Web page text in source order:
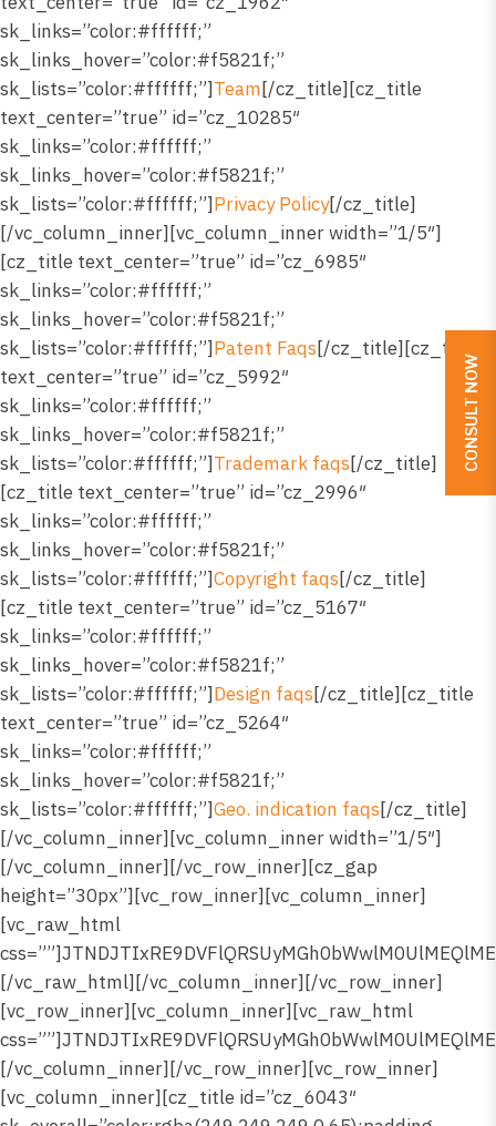
sk_links=”color:#ffffff;”
sk_links_hover=”color:#f5821f;”
sk_lists=”color:#ffffff;”]Team[/cz_title][cz_title
text_center=”true” id=”cz_10285″
sk_links=”color:#ffffff;”
sk_links_hover=”color:#f5821f;”
sk_lists=”color:#ffffff;”]Privacy Policy[/cz_title]
[/vc_column_inner][vc_column_inner width=”1/5″]
[cz_title text_center=”true” id=”cz_6985″
sk_links=”color:#ffffff;”
sk_links_hover=”color:#f5821f;”
sk_lists=”color:#ffffff;”]Patent Faqs[/cz_title][cz_title
text_center=”true” id=”cz_5992″
sk_links=”color:#ffffff;”
sk_links_hover=”color:#f5821f;”
sk_lists=”color:#ffffff;”]Trademark faqs[/cz_title]
[cz_title text_center=”true” id=”cz_2996″
sk_links=”color:#ffffff;”
sk_links_hover=”color:#f5821f;”
sk_lists=”color:#ffffff;”]Copyright faqs[/cz_title]
[cz_title text_center=”true” id=”cz_5167″
sk_links=”color:#ffffff;”
sk_links_hover=”color:#f5821f;”
sk_lists=”color:#ffffff;”]Design faqs[/cz_title][cz_title
text_center=”true” id=”cz_5264″
sk_links=”color:#ffffff;”
sk_links_hover=”color:#f5821f;”
sk_lists=”color:#ffffff;”]Geo. indication faqs[/cz_title][/vc_column_inner][vc_column_inner width=”1/5″][/vc_column_inner][/vc_row_inner][cz_gap height=”30px”][vc_row_inner][vc_column_inner][vc_raw_html css=””]JTNDJTIxRE9DVFlQRSUyMGh0bWwlM0UlMEQlMEElM0NodG1sJTIwbGFuZyUzRCUyMmVuJTIyJTNFJTBEJTBBJTNDaGVhZCUzRSUwRCUwQSUzQ21ldGElMjBjaGFyc2V0JTNEJTIyVVRGLTglMjIlM0UlMEQlMEElM0NtZXRhJTIwbmFtZSUzRCUyMnZpZXdwb3J0JTIyJTIwY29udGVudCUzRCUyMndpZHRoJTNEZGV2aWNlLXdpZHRoJTJDJTIwaW5pdGlhbC1zY2FsZSUzRDEuMCUyMiUzRSUwRCUwQSUzQ3RpdGxlJTNFUGFya2VyJTIwYW5kJTIwUGFya2VyJTIwTGlua3MlM0MlMkZ0aXRsZSUzRSUwRCUwQSUwRCUwQSUzQ3N0eWxlJTNFJTBEJTBBJTBEJTBBJTJGJTJBJTIwJTNEJTNEJTNEJTNEJTNEJTNEJTNEJTNEJTNEJTNEJTNEJTNEJTNEJTNEJTNEJTNEJTNEJTNEJTNEJTNEJTNEJTNEJTNEJTNEJTNEJTNEJTNEJTNEJTNEJTNEJTNEJTNEJTNEJTNEJTNEJTNEJTNEJTIwJTJBJTJGJTBEJTBBJTJGJTJBJTIwUGFya2VyJTIwJTI2JTIwUGFya2VyJTIwQ3VzdG9tJTIwRm9vdGVyJTIwTGlua3MlMjAlMjAlMjAlMkElMkYlMEQlMEElMkYlMkElMjAlM0QlM0QlM0QlM0QlM0QlM0QlM0QlM0QlM0QlM0QlM0QlM0QlM0QlM0QlM0QlM0QlM0QlM0QlM0QlM0QlM0QlM0QlM0QlM0QlM0QlM0QlM0QlM0QlM0QlM0QlM0QlM0QlM0QlM0QlM0QlM0QlM0QlMjAlMkElMkYlMEQlMEElMEQlMEEucGFya2VyLWFuZC1wYXJrZXItY3VzdG9tLWZvb3Rlci1saW5rcy1zZWN0aW9uJTIwJTdCJTBEJTBBJTIwJTIwd2lkdGglM0ElMjAxMDAlMjUlM0IlMEQlMEElMjAlMjBib3JkZXItdG9wJTNBJTIwMXB4JTIwc29saWQlMjByZ2JhJTI4MjU1JTJDMjU1JTJDMjU1JTJDMC4yJTI5JTNCJTBEJTBBJTIwJTIwYm9yZGVyLWJvdHRvbSUzQSUyMDFweCUyMHNvbGlkJTIwcmdiYSUyODI1NSUyQzI1NSUyQzI1NSUyQzAuMiUyOSUzQiUwRCUwQSUyMCUyMHBhZGRpbmclM0ElMjAxOHB4JTIwMCUzQiUwRCUwQSU3RCUwRCUwQSUwRCUwQS5wYXJrZXItYW5kLXBhcmtlci1jdXN0b20tZm9vdGVyLWxpbmtzLWNvbnRhaW5lciUyMCU3QiUwRCUwQSUyMCUyMHdpZHRoJTNBJTIwOTUlMjUlM0IlMEQlMEElMjAlMjBtYXgtd2lkdGglM0ElMjAxNDAwcHglM0IlMEQlMEElMjAlMjBtYXJnaW4lM0ElMjAwJTIwYXV0byUzQiUwRCUwQSU3RCUwRCUwQSUwRCUwQS5wYXJrZXItYW5kLXBhcmtlci1jdXN0b20tZm9vdGVyLWxpbmtzLXdyYXBwZXIlMjAlN0IlMEQlMEElMjAlMjBkaXNwbGF5JTNBJTIwZmxleCUzQiUwRCUwQSUyMCUyMGp1c3RpZnktY29udGVudCUzQSUyMGNlbnRlciUzQiUwRCUwQSUyMCUyMGFsaWduLWl0ZW1zJTNBJTIwY2VudGVyJTNCJTBEJTBBJTIwJTIwZmxleC13cmFwJTNBJTIwd3JhcCUzQiUwRCUwQSUyMCUyMGdhcCUzQSUyMDMwcHglM0IlMEQlMEElN0QlMEQlMEElMEQlMEEucGFya2VyLWFuZC1wYXJrZXItY3VzdG9tLWZvb3Rlci1saW5rcy1pdGVtJTIwJTdCJTBEJTBBJTIwJTIwdGV4dC1kZWNvcmF0aW9uJTNBJTIwbm9uZSUzQiUwRCUwQSUyMCUyMGNvbG9yJTNBJTIwJTIzZmZmZmZmJTNCJTBEJTBBJTIwJTIwZm9udC1zaXplJTNBJTIwMTRweCUzQiUwRCUwQSUyMCUyMGxldHRlci1zcGFjaW5nJTNBJTIwMXB4JTNCJTBEJTBBJTIwJTIwZm9udC13ZWlnaHQlM0ElMjA1MDAlM0IlMEQlMEElMjAlMjB0ZXh0LXRyYW5zZm9ybSUzQSUyMHVwcGVyY2FzZSUzQiUwRCUwQSUyMCUyMHRyYW5zaXRpb24lM0ElMjBhbGwlMjAwLjNzJTIwZWFzZSUzQiUwRCUwQSUyMCUyMHdoaXRlLXNwYWNlJTNBJTIwbm93cmFwJTNCJTBEJTBBJTdEJTBEJTBBJTBEJTBBLnBhcmtlci1hbmQtcGFya2VyLWN1c3RvbS1mb290ZXItbGlua3MtaXRlbSUzQWhvdmVyJTIwJTdCJTBEJTBBJTIwJTIwb3BhY2l0eSUzQSUyMDAuNzUlM0IlMEQlMEElMjAlMjBjb2xvciUzQSUyM0Y1ODIxRiUzQiUwRCUwQSU3RCUwRCUwQSUwRCUwQSUyRiUyQSUyMFRhYmxldCUyMCUyQSUyRiUwRCUwQSU0MG1lZGlhJTIwJTI4bWF4LXdpZHRoJTNBJTIwOTkycHglMjklMjAlN0IlMEQlMEElMjAlMjAucGFya2VyLWFuZC1wYXJrZXItY3VzdG9tLWZvb3Rlci1saW5rcy13cmFwcGVyJTIwJTdCJTBEJTBBJTIwJTIwJTIwJTIwZ2FwJTNBJTIwMjBweCUzQiUwRCUwQSUyMCUyMCU3RCUwRCUwQSUwRCUwQSUyMCUyMC5wYXJrZXItYW5kLXBhcmtlci1jdXN0b20tZm9vdGVyLWxpbmtzLWl0ZW0lMjAlN0IlMEQlMEElMjAlMjAlMjAlMjBmb250LXNpemUlM0ElMjAxM3B4JTNCJTBEJTBBJTIwJTIwJTdEJTBEJTBBJTdEJTBEJTBBJTBEJTBBJTJGJTJBJTIwTW9iaWxlJTIwJTJBJTJGJTBEJTBBJTQwbWVkaWElMjAlMjhtYXgtd2lkdGglM0ElMjA1NzZweCUyOSUyMCU3QiUwRCUwQSUyMCUyMC5wYXJrZXItYW5kLXBhcmtlci1jdXN0b20tZm9vdGVyLWxpbmtzLXNlY3Rpb24lMjAlN0IlMEQlMEElMjAlMjAlMjAlMjBwYWRkaW5nJTNBJTIwMTVweCUyMDAlM0IlMEQlMEElMjAlMjAlN0QlMEQlMEElMEQlMEElMjAlMjAucGFya2VyLWFuZC1wYXJrZXItY3VzdG9tLWZvb3Rlci1saW5rcy13cmFwcGVyJTIwJTdCJTBEJTBBJTIwJTIwJTIwJTIwZ2FwJTNBJTIwMTVweCUzQiUwRCUwQSUyMCUyMCU3RCUwRCUwQSUwRCUwQSUyMCUyMC5wYXJrZXItYW5kLXBhcmtlci1jdXN0b20tZm9vdGVyLWxpbmtzLWl0ZW0lMjAlN0IlMEQlMEElMjAlMjAlMjAlMjBmb250LXNpemUlM0ElMjAxMnB4JTNCJTBEJTBBJTIwJTIwJTIwJTIwbGV0dGVyLXNwYWNpbmclM0ElMjAwLjVweCUzQiUwRCUwQSUyMCUyMCU3RCUwRCUwQSU3RCUwRCUwQSUwRCUwQSUzQyUyRnN0eWxlJTNFJTBEJTBBJTNDJTJGaGVhZCUzRSUwRCUwQSUwRCUwQSUzQ2JvZHklM0UlMEQlMEElMEQlMEElM0NzZWN0aW9uJTIwY2xhc3MlM0QlMjJwYXJrZXItYW5kLXBhcmtlci1jdXN0b20tZm9vdGVyLWxpbmtzLXNlY3Rpb24lMjIlM0UlMEQlMEElMjAlMjAlM0NkaXYlMjBjbGFzcyUzRCUyMnBhcmtlci1hbmQtcGFya2VyLWN1c3RvbS1mb290ZXItbGlua3MtY29udGFpbmVyJTIyJTNFJTBEJTBBJTIwJTIwJTIwJTIwJTNDZGl2JTIwY2xhc3MlM0QlMjJwYXJrZXItYW5kLXBhcmtlci1jdXN0b20tZm9vdGVyLWxpbmtzLXdyYXBwZXIlMjIlM0UlMEQlMEElMjAlMjAlMjAlMjAlMjAlMjAlM0NhJTIwaHJlZiUzRCUyMiUyMyUyMiUyMGNsYXNzJTNEJTIycGFya2VyLWFuZC1wYXJrZXItY3VzdG9tLWZvb3Rlci1saW5rcy1pdGVtJTIyJTNFSE9NRSUzQyUyRmElM0UlMEQlMEElMjAlMjAlMjAlMjAlMjAlMjAlM0NhJTIwaHJlZiUzRCUyMiUyMyUyMiUyMGNsYXNzJTNEJTIycGFya2VyLWFuZC1wYXJrZXItY3VzdG9tLWZvb3Rlci1saW5rcy1pdGVtJTIyJTNFVEhFJTIwRklSTSUzQyUyRmElM0UlMEQlMEElMjAlMjAlMjAlMjAlMjAlMjAlM0NhJTIwaHJlZiUzRCUyMiUyMyUyMiUyMGNsYXNzJTNEJTIycGFya2VyLWFuZC1wYXJrZXItY3VzdG9tLWZvb3Rlci1saW5rcy1pdGVtJTIyJTNFUFJBQ1RJQ0UlMjBBUkVBUyUzQyUyRmElM0UlMEQlMEElMjAlMjAlMjAlMjAlMjAlMjAlM0NhJTIwaHJlZiUzRCUyMiUyMyUyMiUyMGNsYXNzJTNEJTIycGFya2VyLWFuZC1wYXJrZXItY3VzdG9tLWZvb3Rlci1saW5rcy1pdGVtJTIyJTNFRVZFTlRTJTNDJTJGYSUzRSUwRCUwQSUyMCUyMCUyMCUyMCUyMCUyMCUzQ2ElMjBocmVmJTNEJTIyJTIzJTIyJTIwY2xhc3MlM0QlMjJwYXJrZXItYW5kLXBhcmtlci1jdXN0b20tZm9vdGVyLWxpbmtzLWl0ZW0lMjIlM0VQJTI2YW1wJTNCUCUyMFJFU09VUkNFUyUzQyUyRmElM0UlMEQlMEElMjAlMjAlMjAlMjAlMjAlMjAlM0NhJTIwaHJlZiUzRCUyMiUyMyUyMiUyMGNsYXNzJTNEJTIycGFya2VyLWFuZC1wYXJrZXItY3VzdG9tLWZvb3Rlci1saW5rcy1pdGVtJTIyJTNFQkxPRyUzQyUyRmElM0UlMEQlMEElMjAlMjAlMjAlMjAlMjAlMjAlM0NhJTIwaHJlZiUzRCUyMiUyMyUyMiUyMGNsYXNzJTNEJTIycGFya2VyLWFuZC1wYXJrZXItY3VzdG9tLWZvb3Rlci1saW5rcy1pdGVtJTIyJTNFTUVNQkVSU0hJUCUzQyUyRmElM0UlMEQlMEElMjAlMjAlMjAlMjAlMjAlMjAlM0NhJTIwaHJlZiUzRCUyMiUyMyUyMiUyMGNsYXNzJTNEJTIycGFya2VyLWFuZC1wYXJrZXItY3VzdG9tLWZvb3Rlci1saW5rcy1pdGVtJTIyJTNFSVAlMjBBVFRPUk5FWVMlMjBESVJFQ1RPUlklM0MlMkZhJTNFJTBEJTBBJTIwJTIwJTIwJTIwJTIwJTIwJTNDYSUyMGhyZWYlM0QlMjIlMjMlMjIlMjBjbGFzcyUzRCUyMnBhcmtlci1hbmQtcGFya2VyLWN1c3RvbS1mb290ZXItbGlua3MtaXRlbSUyMiUzRUNBUkVFUlMlM0MlMkZhJTNFJTBEJTBBJTIwJTIwJTIwJTIwJTIwJTIwJTNDYSUyMGhyZWYlM0QlMjIlMjMlMjIlMjBjbGFzcyUzRCUyMnBhcmtlci1hbmQtcGFya2VyLWN1c3RvbS1mb290ZXItbGlua3MtaXRlbSUyMiUzRUNPTlRBQ1QlMjBVUyUzQyUyRmElM0UlMEQlMEElMjAlMjAlMjAlMjAlM0MlMkZkaXYlM0UlMEQlMEElMjAlMjAlM0MlMkZkaXYlM0UlMEQlMEElM0MlMkZzZWN0aW9uJTNFJTBEJTBBJTBEJTBBJTNDJTJGYm9keSUzRSUwRCUwQSUzQyUyRmh0bWwlM0U=[/vc_raw_html][/vc_column_inner][/vc_row_inner][vc_row_inner][vc_column_inner][vc_raw_html css=””]JTNDJTIxRE9DVFlQRSUyMGh0bWwlM0UlMEQlMEElM0NodG1sJTIwbGFuZyUzRCUyMmVuJTIyJTNFJTBEJTBBJTNDaGVhZCUzRSUwRCUwQSUzQ21ldGElMjBjaGFyc2V0JTNEJTIyVVRGLTglMjIlM0UlMEQlMEElM0NtZXRhJTIwbmFtZSUzRCUyMnZpZXdwb3J0JTIyJTIwY29udGVudCUzRCUyMndpZHRoJTNEZGV2aWNlLXdpZHRoJTJDJTIwaW5pdGlhbC1zY2FsZSUzRDEuMCUyMiUzRSUwRCUwQSUzQ3RpdGxlJTNFUGFya2VyJTIwJTI2JTIwUGFya2VyJTIwRm9vdGVyJTIwSWNvbnMlM0MlMkZ0aXRsZSUzRSUwRCUwQSUwRCUwQSUzQyUyMS0tJTIwRm9udCUyMEF3ZXNvbWUlMjBmb3IlMjBJY29ucyUyMC0tJTNFJTBEJTBBJTNDbGluayUyMHJlbCUzRCUyMnN0eWxlc2hlZXQlMjIlMjBocmVmJTNEJTIyaHR0cHMlM0ElMkYlMkZjZG5qcy5jbG91ZGZsYXJlLmNvbSUyRmFqYXglMkZsaWJzJTJGZm9udC1hd2Vzb21lJTJGNi41LjAlMkZjc3MlMkZhbGwubWluLmNzcyUyMiUzRSUwRCUwQSUwRCUwQSUzQ3N0eWxlJTNFJTBEJTBBJTBEJTBBJTJGJTJBJTIwJTNEJTNEJTNEJTNEJTNEJTNEJTNEJTNEJTNEJTNEJTNEJTNEJTNEJTNEJTNEJTNEJTNEJTNEJTNEJTNEJTNEJTNEJTNEJTNEJTNEJTNEJTNEJTNEJTNEJTNEJTNEJTNEJTNEJTNEJTNEJTNEJTNEJTIwJTJBJTJGJTBEJTBBJTJGJTJBJTIwUGFya2VyJTIwJTI2JTIwUGFya2VyJTIwQ3VzdG9tJTIwRm9vdGVyJTIwSWNvbnMlMjAlMjAlMjAlMkElMkYlMEQlMEElMkYlMkElMjAlM0QlM0QlM0QlM0QlM0QlM0QlM0QlM0QlM0QlM0QlM0QlM0QlM0QlM0QlM0QlM0QlM0QlM0QlM0QlM0QlM0QlM0QlM0QlM0QlM0QlM0QlM0QlM0QlM0QlM0QlM0QlM0QlM0QlM0QlM0QlM0QlM0QlMjAlMkElMkYlMEQlMEElMEQlMEEucGFya2VyLWFuZC1wYXJrZXItY3VzdG9tLWZvb3Rlci1pY29uLXNlY3Rpb24lMjAlN0IlMEQlMEElMjAlMjB3aWR0aCUzQSUyMDEwMCUyNSUzQiUwRCUwQSUyMCUyMGRpc3BsYXklM0ElMjBmbGV4JTNCJTBEJTBBJTIwJTIwanVzdGlmeS1jb250ZW50JTNBJTIwY2VudGVyJTNCJTBEJTBBJTIwJTIwYWxpZ24taXRlbXMlM0ElMjBjZW50ZXIlM0IlMEQlMEElN0QlMEQlMEElMEQlMEEucGFya2VyLWFuZC1wYXJrZXItY3VzdG9tLWZvb3Rlci1pY29uLWNvbnRhaW5lciUyMCU3QiUwRCUwQSUyMCUyMHdpZHRoJTNBJTIwOTUlMjUlM0IlMEQlMEElMjAlMjBtYXgtd2lkdGglM0ElMjAxMjAwcHglM0IlMEQlMEElMjAlMjBkaXNwbGF5JTNBJTIwZmxleCUzQiUwRCUwQSUyMCUyMGp1c3RpZnktY29udGVudCUzQSUyMGNlbnRlciUzQiUwRCUwQSUyMCUyMGFsaWduLWl0ZW1zJTNBJTIwY2VudGVyJTNCJTBEJTBBJTdEJTBEJTBBJTBEJTBBLnBhcmtlci1hbmQtcGFya2VyLWN1c3RvbS1mb290ZXItaWNvbi13cmFwcGVyJTIwJTdCJTBEJTBBJTIwJTIwZGlzcGxheSUzQSUyMGZsZXglM0IlMEQlMEElMjAlMjBnYXAlM0ElMjAyNXB4JTNCJTBEJTBBJTIwJTIwZmxleC13cmFwJTNBJTIwd3JhcCUzQiUwRCUwQSUyMCUyMGp1c3RpZnktY29udGVudCUzQSUyMGNlbnRlciUzQiUwRCUwQSU3RCUwRCUwQSUwRCUwQS5wYXJrZXItYW5kLXBhcmtlci1jdXN0b20tZm9vdGVyLWljb24taXRlbSUyMCU3QiUwRCUwQSUyMCUyMHdpZHRoJTNBJTIwMzVweCUzQiUwRCUwQSUyMCUyMGhlaWdodCUzQSUyMDM1cHglM0IlMEQlMEElMjAlMjBiYWNrZ3JvdW5kLWNvbG9yJTNBJTIwJTIzMWM4N2I1JTNCJTBEJTBBJTIwJTIwZGlzcGxheSUzQSUyMGZsZXglM0IlMEQlMEElMjAlMjBhbGlnbi1pdGVtcyUzQSUyMGNlbnRlciUzQiUwRCUwQSUyMCUyMGp1c3RpZnktY29udGVudCUzQSUyMGNlbnRlciUzQiUwRCUwQSUyMCUyMGJvcmRlci1yYWRpdXMlM0ElMjA2cHglM0IlMEQlMEElMjAlMjB0ZXh0LWRlY29yYXRpb24lM0ElMjBub25lJTNCJTBEJTBBJTIwJTIwY29sb3IlM0ElMjAlMjNmZmZmZmYlM0IlMEQlMEElMjAlMjBmb250LXNpemUlM0ElMjAyMnB4JTNCJTBEJTBBJTIwJTIwdHJhbnNpdGlvbiUzQSUyMGFsbCUyMDAuM3MlMjBlYXNlJTNCJTBEJTBBJTdEJTBEJTBBJTBEJTBBLnBhcmtlci1hbmQtcGFya2VyLWN1c3RvbS1mb290ZXItaWNvbi1pdGVtJTNBaG92ZXIlMjAlN0IlMEQlMEElMjAlMjBiYWNrZ3JvdW5kLWNvbG9yJTNBJTIwJTIzZjU4MjFmJTNCJTBEJTBBJTIwJTIwY29sb3IlM0ElMjAlMjNmZmZmZmYlM0IlMEQlMEElMjAlMjB0cmFuc2Zvcm0lM0ElMjB0cmFuc2xhdGVZJTI4LTNweCUyOSUzQiUwRCUwQSU3RCUwRCUwQSUwRCUwQSUyRiUyQSUyMFRhYmxldCUyMCUyQSUyRiUwRCUwQSU0MG1lZGlhJTIwJTI4bWF4LXdpZHRoJTNBJTIwOTkycHglMjklMjAlN0IlMEQlMEElMjAlMjAucGFya2VyLWFuZC1wYXJrZXItY3VzdG9tLWZvb3Rlci1pY29uLWl0ZW0lMjAlN0IlMEQlMEElMjAlMjAlMjAlMjB3aWR0aCUzQSUyMDUwcHglM0IlMEQlMEElMjAlMjAlMjAlMjBoZWlnaHQlM0ElMjA1MHB4JTNCJTBEJTBBJTIwJTIwJTIwJTIwZm9udC1zaXplJTNBJTIwMjBweCUzQiUwRCUwQSUyMCUyMCU3RCUwRCUwQSU3RCUwRCUwQSUwRCUwQSUyRiUyQSUyME1vYmlsZSUyMCUyQSUyRiUwRCUwQSU0MG1lZGlhJTIwJTI4bWF4LXdpZHRoJTNBJTIwNTc2cHglMjklMjAlN0IlMEQlMEElMjAlMjAucGFya2VyLWFuZC1wYXJrZXItY3VzdG9tLWZvb3Rlci1pY29uLXNlY3Rpb24lMjAlN0IlMEQlMEElMjAlMjAlMjAlMjBwYWRkaW5nJTNBJTIwMjBweCUyMDAlM0IlMEQlMEElMjAlMjAlN0QlMEQlMEElMEQlMEElMjAlMjAucGFya2VyLWFuZC1wYXJrZXItY3VzdG9tLWZvb3Rlci1pY29uLWl0ZW0lMjAlN0IlMEQlMEElMjAlMjAlMjAlMjB3aWR0aCUzQSUyMD
CONSULT NOW